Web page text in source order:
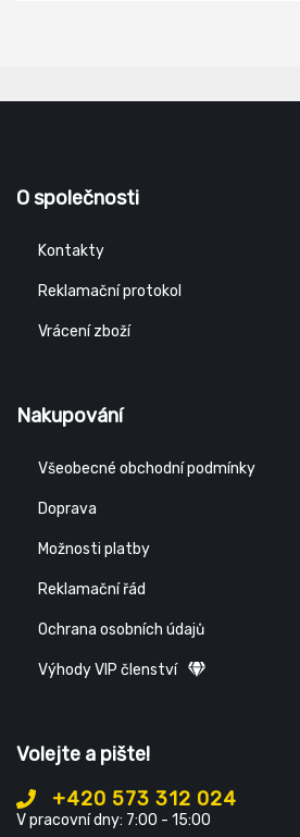
O společnosti
Kontakty
Reklamační protokol
Vrácení zboží
Nakupování
Všeobecné obchodní podmínky
Doprava
Možnosti platby
Reklamační řád
Ochrana osobních údajů
Výhody VIP členství
Volejte a pište!
+420 573 312 024
V pracovní dny: 7:00 - 15:00